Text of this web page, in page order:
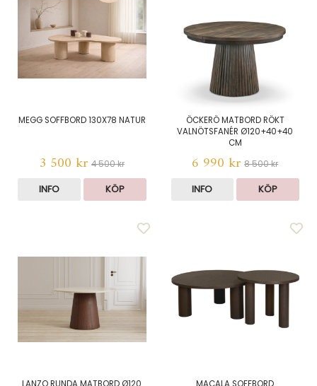
MEGG SOFFBORD 130X78 NATUR
3 500 kr 4 500 kr
INFO KÖP
ÖCKERÖ MATBORD RÖKT
VALNÖTSFANÉR Ø120+40+40
CM
6 990 kr 8 500 kr
INFO KÖP
LANZO RUNDA MATBORD Ø120
MACALA SOFFBORD